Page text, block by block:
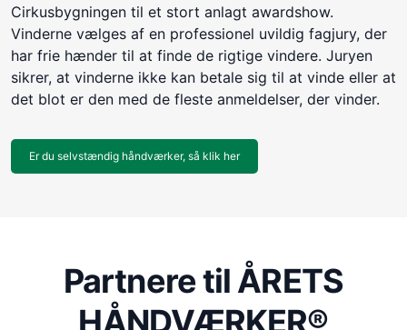
Cirkusbygningen til et stort anlagt awardshow.
Vinderne vælges af en professionel uvildig fagjury, der
har frie hænder til at finde de rigtige vindere. Juryen
sikrer, at vinderne ikke kan betale sig til at vinde eller at
det blot er den med de fleste anmeldelser, der vinder.
Er du selvstændig håndværker, så klik her
Partnere til ÅRETS
HÅNDVÆRKER®